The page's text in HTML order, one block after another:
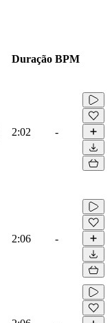
Duração BPM
2:02 -
2:06 -